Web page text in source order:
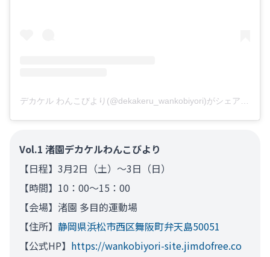
Vol.1 渚園デカケルわんこびより
【日程】3月2日（土）～3日（日）
【時間】10：00～15：00
【会場】渚園 多目的運動場
【住所】 静岡県浜松市西区舞阪町弁天島50051
【公式HP】 https://wankobiyori-site.jimdofree.co